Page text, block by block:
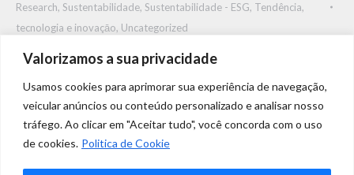
Valorizamos a sua privacidade
Usamos cookies para aprimorar sua experiência de navegação,
veicular anúncios ou conteúdo personalizado e analisar nosso
tráfego. Ao clicar em "Aceitar tudo", você concorda com o uso
de cookies. Politica de Cookie
Research, Sustentabilidade, Sustentabilidade - ESG, Tendência,
tecnologia e inovaçāo, Uncategorized
COMPARTILHANDO INFRAESTRUTURA E RECURSOS Nos
últimos anos, a logística tem passado por grandes
transformações, impulsionada pelo aumento do e-commerce e